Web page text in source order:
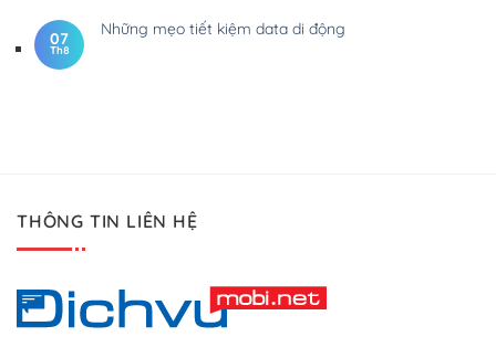
07
Th8
Những mẹo tiết kiệm data di động
THÔNG TIN LIÊN HỆ